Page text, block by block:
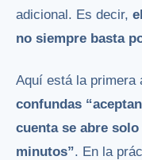
adicional. Es decir,
no siempre basta
Aquí está la primera
confundas
cuenta se abre
minutos”. En la